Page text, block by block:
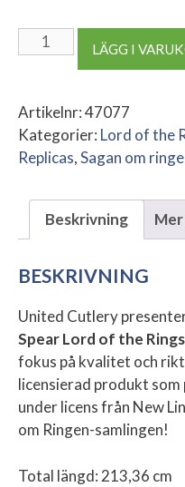
Eomer's
Spear
of
the
Rings
Replica
mängd
LÄGG I
Artikelnr:47077
Kategorier: Lord of the
Replicas,Sagan om
Beskrivning
BESKRIVNING
United Cutlery
Spear Lord of the
fokus på kvalitet och
licensierad produkt
under licens från New
om Ringen-samlingen!
Total längd: 213,36 cm